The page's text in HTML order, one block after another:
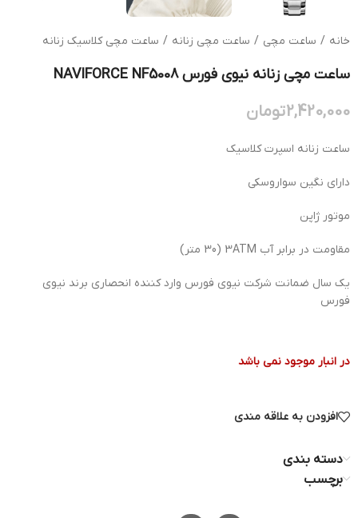
خانه / ساعت مچی / ساعت مچی زنانه / ساعت مچی کلاسیک زنانه
ساعت مچی زنانه نیوی فورس NAVIFORCE NF5008
2,420,000تومان
ساعت زنانه اسپرت کلاسیک
دارای نگین سواروسکی
موتور ژاپن
مقاومت در برابر آب 3ATM (30 متر)
یک سال ضمانت شرکت نیوی فورس وارد کننده انحصاری برند نیوی
فورس
در انبار موجود نمی باشد
افزودن به علاقه مندی
دسته بندی
برچسب